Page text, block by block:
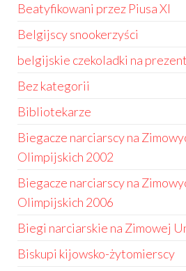
Beatyfikowani przez Piusa XI
Belgijscy snookerzyści
belgijskie czekoladki na prezent
Bez kategorii
Bibliotekarze
Biegacze narciarscy na
Olimpijskich 2002
Biegacze narciarscy na
Olimpijskich 2006
Biegi narciarskie na Zimowej
Biskupi kijowsko-żytomierscy